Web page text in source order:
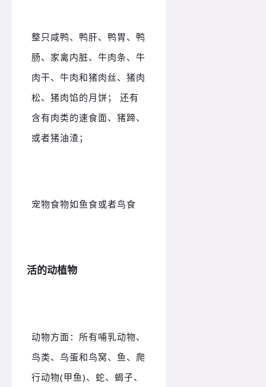
整只咸鸭、鸭肝、鸭胃、鸭
肠、家禽内脏、牛肉条、牛
肉干、牛肉和猪肉丝、猪肉
松、猪肉馅的月饼； 还有
含有肉类的速食面、猪蹄、
或者猪油渣；
宠物食物如鱼食或者鸟食
活的动植物
动物方面：所有哺乳动物、
鸟类、鸟蛋和鸟窝、鱼、爬
行动物(甲鱼)、蛇、蝎子、